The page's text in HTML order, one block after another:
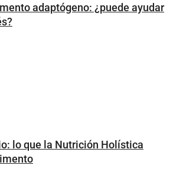
adaptógeno: ¿puede ayudar
lo que la Nutrición Holística